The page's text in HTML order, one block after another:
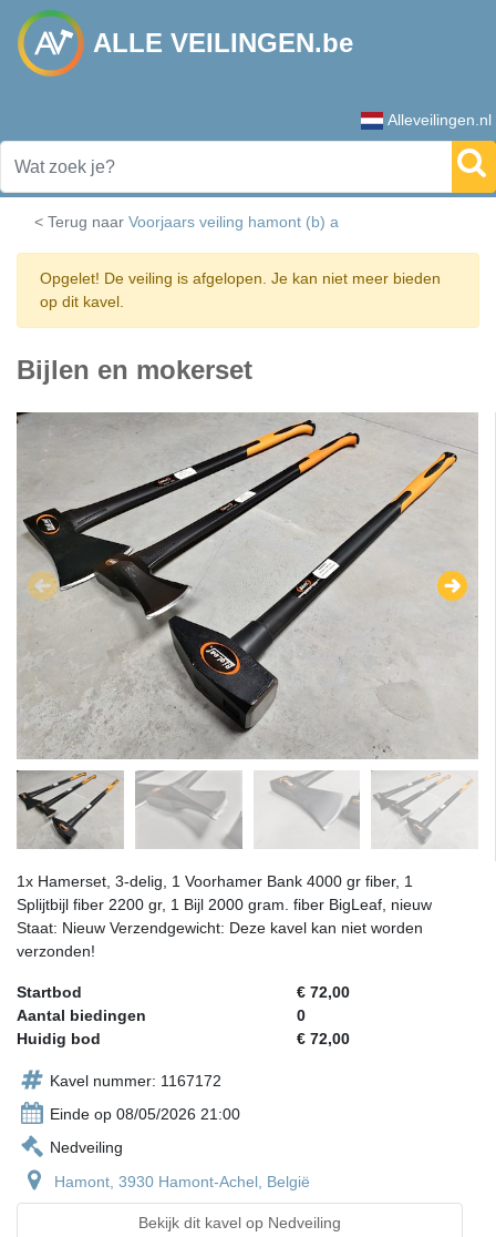
ALLE VEILINGEN.be
Alleveilingen.nl
< Terug naar Voorjaars veiling hamont (b) a
Opgelet! De veiling is afgelopen. Je kan niet meer bieden
op dit kavel.
Bijlen en mokerset
1x Hamerset, 3-delig, 1 Voorhamer Bank 4000 gr fiber, 1
Splijtbijl fiber 2200 gr, 1 Bijl 2000 gram. fiber BigLeaf, nieuw
Staat: Nieuw Verzendgewicht: Deze kavel kan niet worden
verzonden!
Startbod
€ 72,00
Aantal biedingen
0
Huidig bod
€ 72,00
Kavel nummer: 1167172
Einde op 08/05/2026 21:00
Nedveiling
Hamont, 3930 Hamont-Achel, België
Bekijk dit kavel op Nedveiling